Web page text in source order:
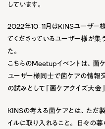
しています。
2022年10-11月はKINSユーザー
てくださっているユーザー様が集
た。
こちらのMeetupイベントは、菌
ユーザー様同士で菌ケアの情報
の試みとして「菌ケアクイズ大会」
KINSの考える菌ケアとは、ただ
イルに取り入れること。 日々の